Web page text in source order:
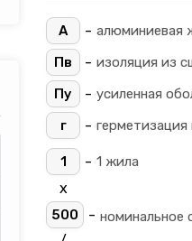
А - алюминиевая
Пв
- изоляция из
Пу
- усиленная
г
- герметизация
1 - 1 жила
х
500 - номинальное